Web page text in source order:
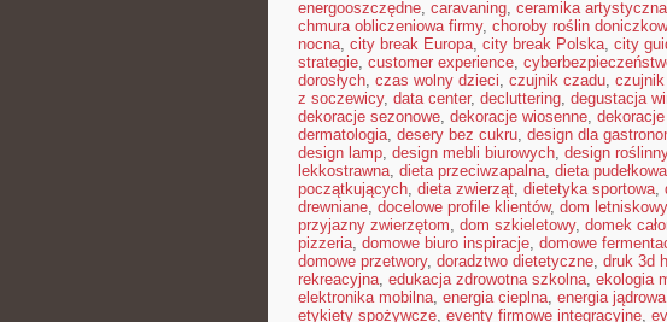
energooszczędne, caravaning, ceramika artystyczna
chmura obliczeniowa firmy, choroby roślin
nocna, city break Europa, city break Polska, city
strategie, customer experience,
dorosłych, czas wolny dzieci, czujnik czadu,
z soczewicy, data center, decluttering, degustacja
dekoracje sezonowe, dekoracje wiosenne,
dermatologia, desery bez cukru, design dla
design lamp, design mebli biurowych, design roślinny
lekkostrawna, dieta przeciwzapalna, dieta pudełkowa
początkujących, dieta zwierząt, dietetyka sportowa,
drewniane, docelowe profile klientów, dom letniskowy
przyjazny zwierzętom, dom szkieletowy, domek
pizzeria, domowe biuro inspiracje, domowe
domowe przetwory, doradztwo dietetyczne, druk 3d
rekreacyjna, edukacja zdrowotna szkolna, ekologia
elektronika mobilna, energia cieplna, energia jądrowa
etykiety spożywcze, eventy firmowe integracyjne,